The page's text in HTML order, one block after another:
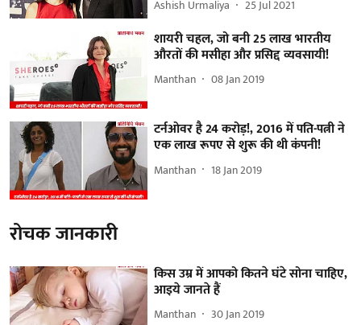
Ashish Urmaliya 25 Jul 2021
शायरी चहल, जो बनी 25 लाख भारतीय
औरतों की मसीहा और प्रसिद्द व्यवसायी!
Manthan 08 Jan 2019
टर्नओवर है 24 करोड़!, 2016 में पति-पत्नी ने
एक लाख रूपए से शुरू की थी कंपनी!
Manthan 18 Jan 2019
रोचक जानकारी
किस उम्र में आपको कितने घंटे सोना चाहिए,
आइये जानते हैं
Manthan 30 Jan 2019